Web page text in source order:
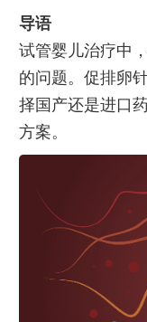
导语
试管婴儿治疗中
的问题。促排卵
择国产还是进口
方案。